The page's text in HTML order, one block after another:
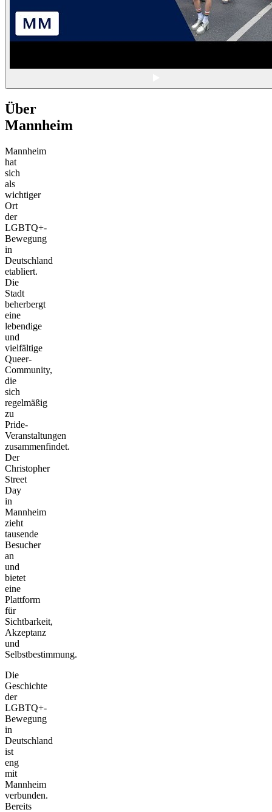
Über
Mannheim
Mannheim
hat
sich
als
wichtiger
Ort
der
LGBTQ+-
Bewegung
in
Deutschland
etabliert.
Die
Stadt
beherbergt
eine
lebendige
und
vielfältige
Queer-
Community,
die
sich
regelmäßig
zu
Pride-
Veranstaltungen
zusammenfindet.
Der
Christopher
Street
Day
in
Mannheim
zieht
tausende
Besucher
an
und
bietet
eine
Plattform
für
Sichtbarkeit,
Akzeptanz
und
Selbstbestimmung.
Die
Geschichte
der
LGBTQ+-
Bewegung
in
Deutschland
ist
eng
mit
Mannheim
verbunden.
Bereits